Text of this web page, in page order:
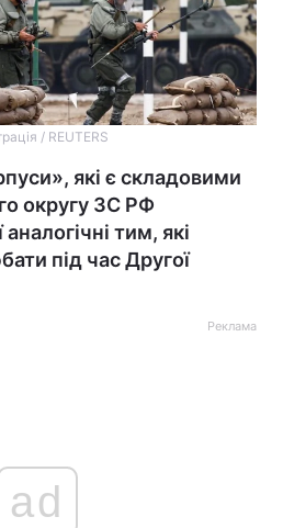
/ REUTERS
які є складовими
округу ЗС РФ
тим, які
під час Другої
Реклама
ad